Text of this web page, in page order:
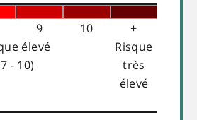
9 10
+
élevé
- 10)
Risque
très
élevé